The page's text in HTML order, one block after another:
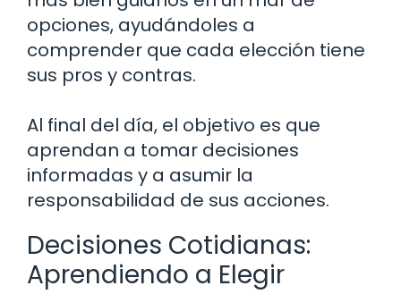
opciones, ayudándoles a
comprender que cada elección tiene
sus pros y contras.
Al final del día, el objetivo es que
aprendan a tomar decisiones
informadas y a asumir la
responsabilidad de sus acciones.
Decisiones Cotidianas:
Aprendiendo a Elegir